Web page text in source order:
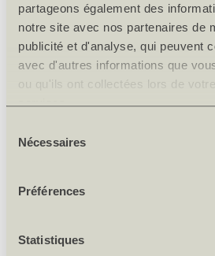
partageons également des
notre site avec nos partenaires de
publicité et d'analyse, qui peuvent
avec d'autres informations que
ou qu'ils ont collectées lors de
services.
Nécessaires
Préférences
Statistiques
DESCRIPTION DU PRODUIT
ACCESSOIRES
Épais. [mm] 19
Nombre/paquet [pces] 25